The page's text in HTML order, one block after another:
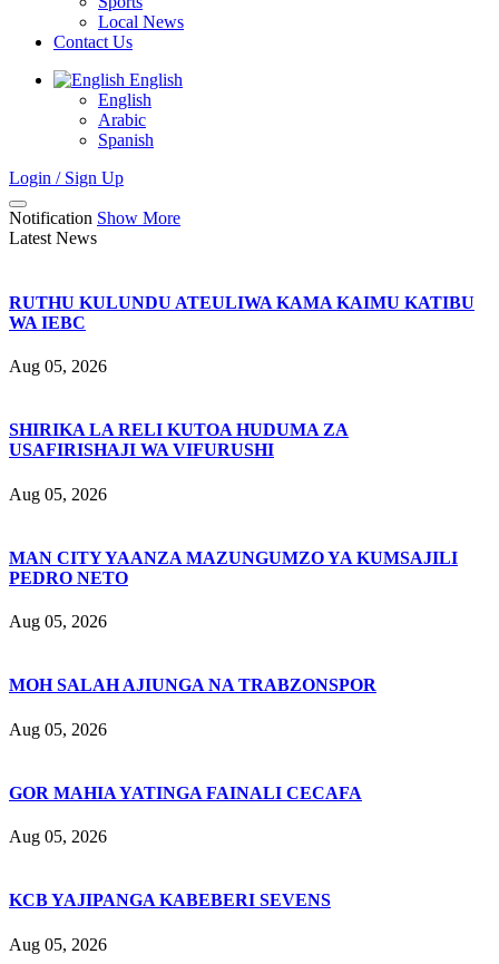
Local News
Contact Us
English
English
Arabic
Spanish
Login / Sign Up
Notification Show More
Latest News
RUTHU KULUNDU ATEULIWA KAMA KAIMU KATIBU
WA IEBC
Aug 05, 2026
SHIRIKA LA RELI KUTOA HUDUMA ZA
USAFIRISHAJI WA VIFURUSHI
Aug 05, 2026
MAN CITY YAANZA MAZUNGUMZO YA KUMSAJILI
PEDRO NETO
Aug 05, 2026
MOH SALAH AJIUNGA NA TRABZONSPOR
Aug 05, 2026
GOR MAHIA YATINGA FAINALI CECAFA
Aug 05, 2026
KCB YAJIPANGA KABEBERI SEVENS
Aug 05, 2026